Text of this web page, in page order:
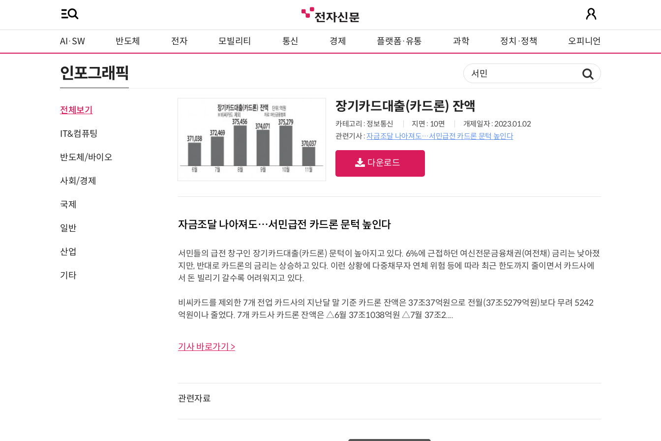
AI·SW 반도체 전자 모빌리티 통신 경제 플랫폼·유통 과학 정치·정책 오피니언
인포그래픽
전체보기
IT&컴퓨팅
반도체/바이오
사회/경제
국제
일반
산업
기타
장기카드대출(카드론) 잔액
카테고리 : 정보통신 지면 : 10면
개제일자 : 2023.01.02
관련기사 :자금조달 나아져도…서민급전 카드론 문턱 높인다
다운로드
자금조달 나아져도…서민급전 카드론 문턱 높인다
서민들의 급전 창구인 장기카드대출(카드론) 문턱이 높아지고 있다. 6%에 근접하던 여신전문금융채권(여전채) 금리는 낮아졌
지만, 반대로 카드론의 금리는 상승하고 있다. 이런 상황에 다중채무자 연체 위험 등에 따라 최근 한도까지 줄이면서 카드사에
서 돈 빌리기 갈수록 어려워지고 있다.
비씨카드를 제외한 7개 전업 카드사의 지난달 말 기준 카드론 잔액은 37조37억원으로 전월(37조5279억원)보다 무려 5242
억원이나 줄었다. 7개 카드사 카드론 잔액은 △6월 37조1038억원 △7월 37조2....
기사 바로가기 >
관련자료